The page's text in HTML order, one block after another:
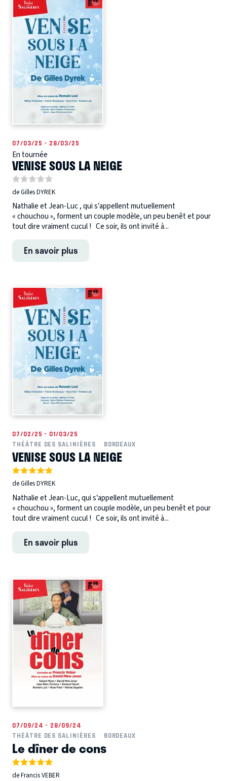
07/03/25 - 28/03/25
En tournée
VENISE SOUS LA NEIGE
de Gilles DYREK
Nathalie et Jean-Luc , qui s’appellent mutuellement
« chouchou », forment un couple modèle, un peu benêt et pour
tout dire vraiment cucul ! Ce soir, ils ont invité à...
En savoir plus
07/02/25 - 01/03/25
THÉÂTRE DES SALINIÈRES
BORDEAUX
VENISE SOUS LA NEIGE
de Gilles DYREK
Nathalie et Jean-Luc, qui s’appellent mutuellement
« chouchou », forment un couple modèle, un peu benêt et pour
tout dire vraiment cucul ! Ce soir, ils ont invité à...
En savoir plus
07/09/24 - 28/09/24
THÉÂTRE DES SALINIÈRES
BORDEAUX
Le dîner de cons
de Francis VEBER